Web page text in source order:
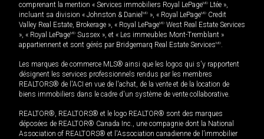
comprenant la mention « Services immobiliers Royal LePageMD Ltée »,
incluant sa division « Johnston & Daniel MD », « Royal LePageMD Credit
Valley Real Estate, Brokerage », « Royal LePageMD West Real Estate Services
», « Royal LePageMD Sussex », et « Les immeubles Mont-Tremblant »
appartiennent et sont gérés par Bridgemarq Real Estate ServicesMD.
Les marques de commerce MLS® ainsi que les logos qui s'y rapportent
désignent les services professionnels rendus par les membres
REALTORS® de l'ACI en vue de l'achat, de la vente et de la location de
biens immobiliers dans le cadre d'un système de vente collaborative.
REALTOR®, REALTORS® et le logo REALTOR® sont des marques
déposées de REALTOR® Canada Inc., une compagnie dont la National
Association of REALTORS® et l'Association canadienne de l’immobilier